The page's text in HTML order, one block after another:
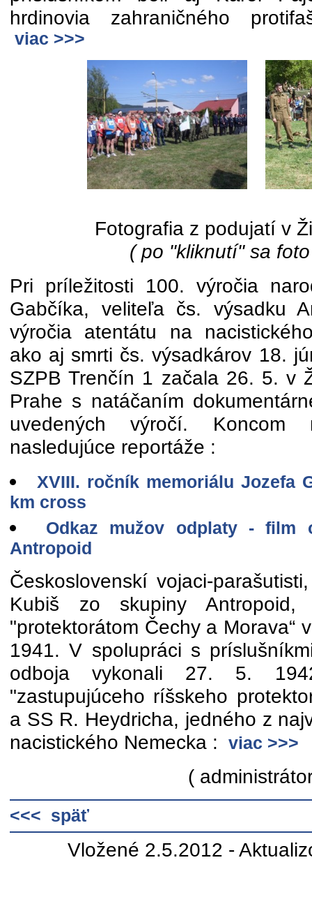
hrdinovia zahraničného
viac >>>
Fotografia z podujatí v
( po "kliknutí" sa
Pri príležitosti 100. výročia
Gabčíka, veliteľa čs. výsadku
výročia atentátu na
ako aj smrti čs. výsadkárov 18.
SZPB Trenčín 1 začala 26. 5. v
Prahe s natáčaním
uvedených výročí.
nasledujúce reportáže :
XVIII. ročník memoriálu Jozefa
km cross
Odkaz mužov odplaty - film
Antropoid
Československí vojaci-
Kubiš zo skupiny
"protektorátom Čechy a Morava“
1941. V spolupráci s
odboja vykonali 27. 5.
"zastupujúceho ríšskeho
a SS R. Heydricha, jedného z
nacistického Nemecka :
viac >>>
(
<<< späť
Vložené 2.5.2012 -